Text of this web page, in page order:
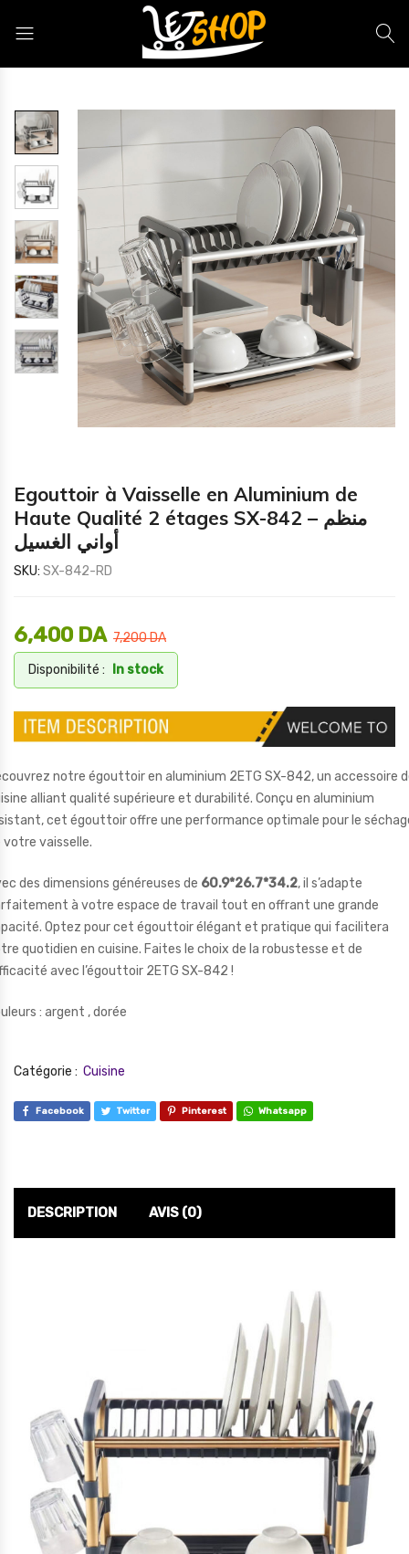
Egouttoir à Vaisselle en Aluminium de
Haute Qualité 2 étages SX-842 – منظم
أواني الغسيل
SKU: SX-842-RD
7,200DA
6,400 DA
Disponibilité : In stock
notre égouttoir en aluminium 2ETG SX-842, un accessoire
alliant qualité supérieure et durabilité. Conçu en aluminium
cet égouttoir offre une performance optimale pour le
votre vaisselle.
des dimensions généreuses de 60.9*26.7*34.2, il s’adapte
à votre espace de travail tout en offrant une grande
Optez pour cet égouttoir élégant et pratique qui facilitera
quotidien en cuisine. Faites le choix de la robustesse et de
avec l’égouttoir 2ETG SX-842 !
: argent , dorée
Catégorie : Cuisine
Facebook Twitter Pinterest Whatsapp
DESCRIPTION AVIS (0)